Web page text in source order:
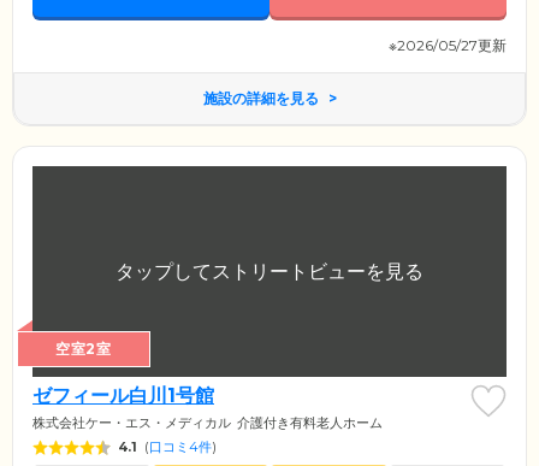
※2026/05/27更新
施設の詳細を見る
空室2室
ゼフィール白川1号館
株式会社ケー・エス・メディカル 介護付き有料老人ホーム
4.1 (口コミ4件)